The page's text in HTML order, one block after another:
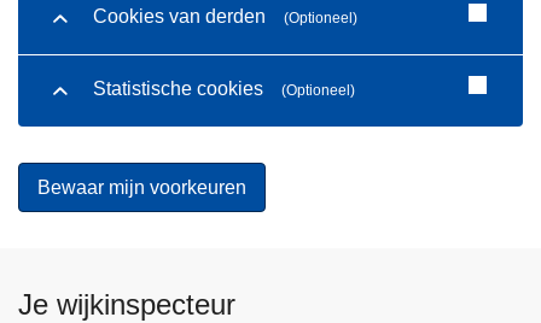
Cookies van derden (Optioneel)
Statistische cookies (Optioneel)
Je wijkinspecteur